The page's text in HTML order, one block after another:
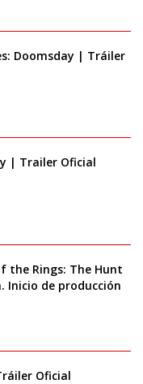
Doomsday | Tráiler
| Trailer Oficial
the Rings: The Hunt
Inicio de producción
Oficial